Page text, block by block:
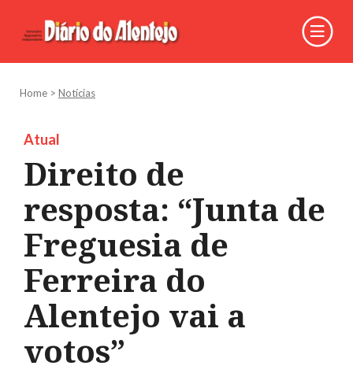
Home > Notícias
Atual
Direito de
resposta: “Junta de
Freguesia de
Ferreira do
Alentejo vai a
votos”